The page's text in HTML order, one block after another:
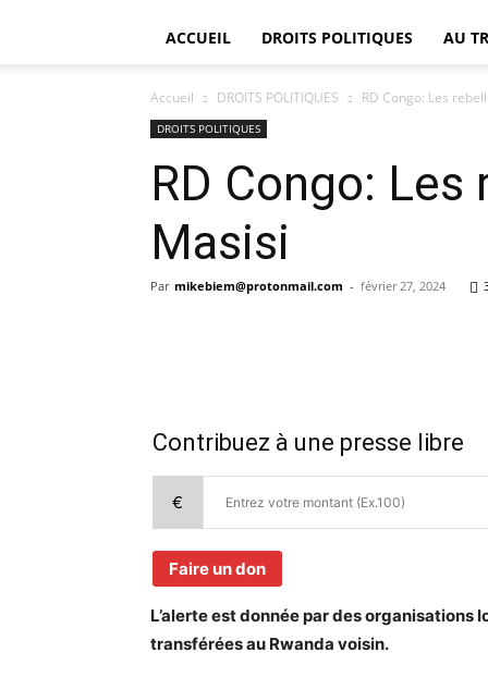
ACCUEIL DROITS POLITIQUES AU
Accueil DROITS POLITIQUES RD Congo: Les
DROITS POLITIQUES
RD Congo:
Masisi
Par mikebiem@protonmail.com - février 27, 2024
Contribuez à une presse libre
€
Faire un don
L’alerte est donnée par des
transférées au Rwanda voisin.